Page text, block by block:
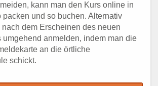
kann man den Kurs online in
packen und so buchen. Alternativ
dem Erscheinen des neuen
umgehend anmelden, indem man die
an die örtliche
schickt.